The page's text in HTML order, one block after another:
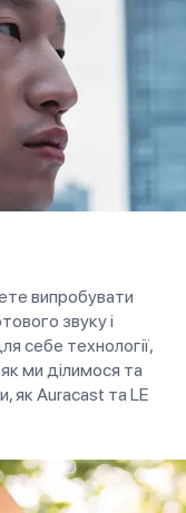
випробувати
звуку і
себе технології,
ми ділимося та
як Auracast та LE